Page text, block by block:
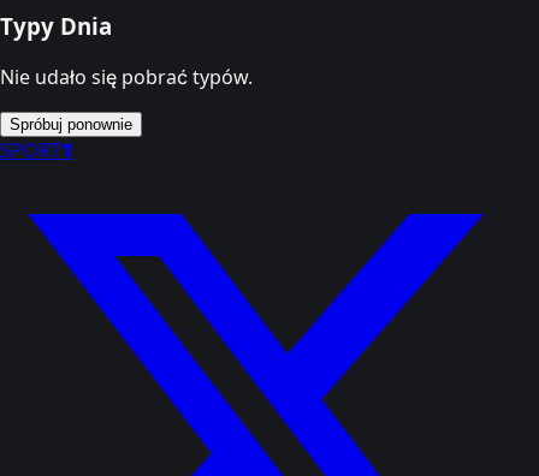
Typy Dnia
Nie udało się pobrać typów.
Spróbuj ponownie
SPORT1